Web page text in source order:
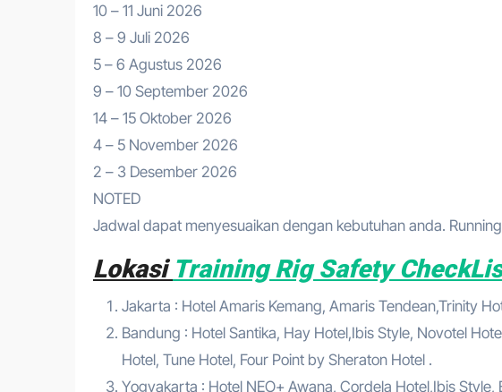
10 – 11 Juni 2026
8 – 9 Juli 2026
5 – 6 Agustus 2026
9 – 10 September 2026
14 – 15 Oktober 2026
4 – 5 November 2026
2 – 3 Desember 2026
NOTED
Jadwal dapat menyesuaikan dengan kebutuhan anda.
Lokasi Training Rig Safety
Jakarta : Hotel Amaris Kemang, Amaris Tendean,Trinity
Bandung : Hotel Santika, Hay Hotel,Ibis Style, Novotel
Hotel, Tune Hotel, Four Point by Sheraton Hotel .
Yogyakarta : Hotel NEO+ Awana, Cordela Hotel,Ibis